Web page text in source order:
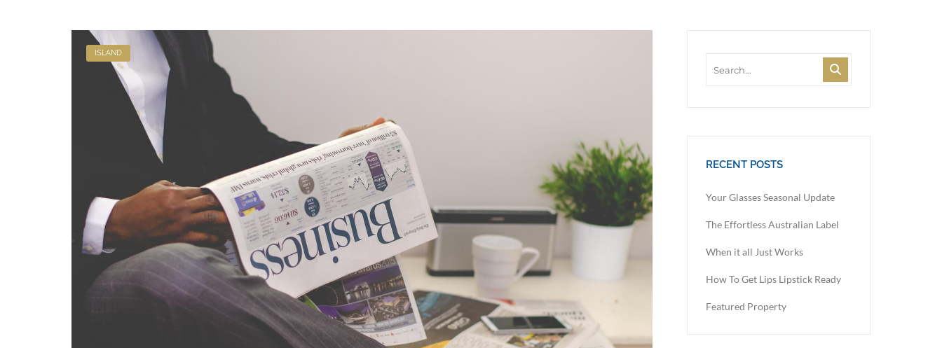
ISLAND
RECENT POSTS
Your Glasses Seasonal Update
The Effortless Australian Label
When it all Just Works
How To Get Lips Lipstick Ready
Featured Property